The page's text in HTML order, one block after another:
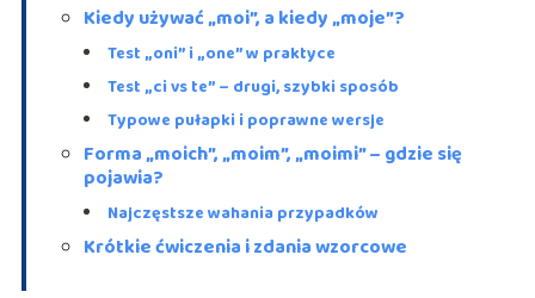
Kiedy używać „moi”, a kiedy „moje”?
Test „oni” i „one” w praktyce
Test „ci vs te” – drugi, szybki sposób
Typowe pułapki i poprawne wersje
Forma „moich”, „moim”, „moimi” – gdzie się
pojawia?
Najczęstsze wahania przypadków
Krótkie ćwiczenia i zdania wzorcowe